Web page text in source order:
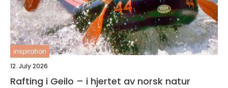
inspiration
12. July 2026
Rafting i Geilo – i hjertet av norsk natur